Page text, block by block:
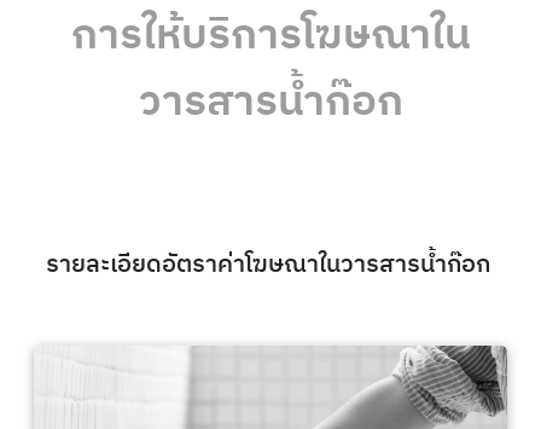
การให้บริการโฆษณาใน
วารสารน้ำก๊อก
รายละเอียดอัตราค่าโฆษณาในวารสารน้ำก๊อก